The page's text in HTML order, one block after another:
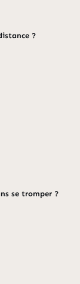
?
se tromper ?